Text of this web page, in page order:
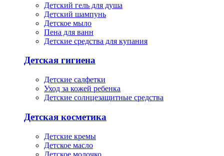
Детский гель для душа
Детский шампунь
Детское мыло
Пена для ванн
Детские средства для купания
Детская гигиена
Детские салфетки
Уход за кожей ребенка
Детские солнцезащитные средства
Детская косметика
Детские кремы
Детское масло
Детское молочко